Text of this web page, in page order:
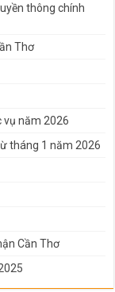
thông chính
Thơ
vụ năm 2026
tháng 1 năm 2026
Cần Thơ